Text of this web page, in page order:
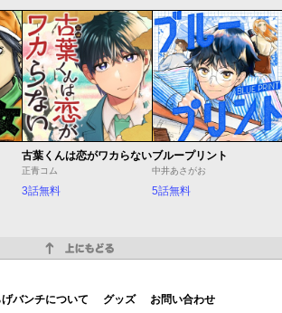
古葉くんは恋がワカらない
正青コム
3話無料
ブループリント
中井あさがお
5話無料
げバンチについて グッズ お問い合わせ